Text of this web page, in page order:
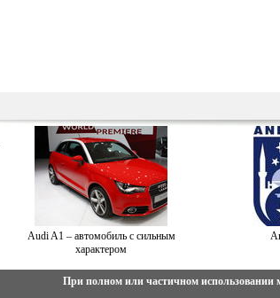
Audi A1 – автомобиль с сильным
характером
При полном или частичном использовании